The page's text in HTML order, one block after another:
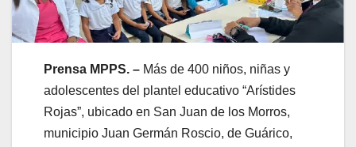
Prensa MPPS. – Más de 400 niños, niñas y
adolescentes del plantel educativo “Arístides
Rojas”, ubicado en San Juan de los Morros,
municipio Juan Germán Roscio, de Guárico,